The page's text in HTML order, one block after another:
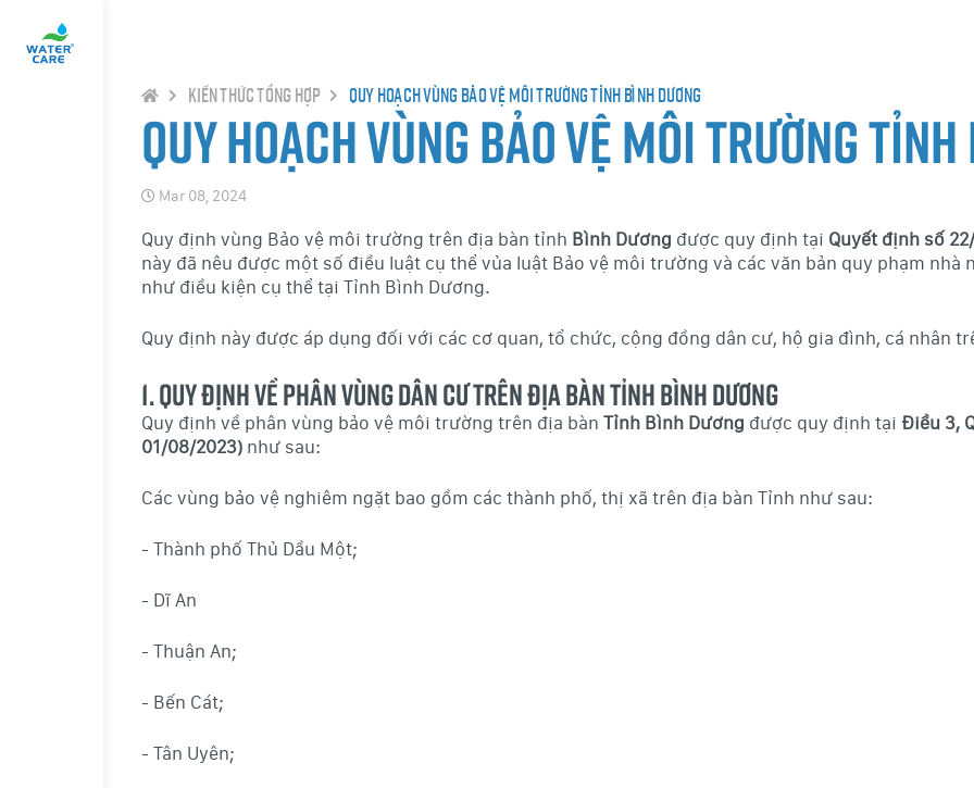
Kiến thức tổng hợp Quy hoạch vùng bảo vệ môi trường tỉnh Bình Dương
Quy hoạch vùng bảo vệ môi trường tỉnh
Mar 08, 2024
Quy định vùng Bảo vệ môi trường trên địa bàn tỉnh Bình Dương được quy định tại Quyết định số
này đã nêu được một số điều luật cụ thể vủa luật Bảo vệ môi trường và các văn bản quy phạm
như điều kiện cụ thể tại Tỉnh Bình Dương.
Quy định này được áp dụng đối với các cơ quan, tổ chức, cộng đồng dân cư, hộ gia đình, cá nhân
1. Quy định về phân vùng dân cư trên địa bàn Tỉnh Bình dương
Quy định về phân vùng bảo vệ môi trường trên địa bàn Tỉnh Bình Dương được quy định tại Điều 3,
01/08/2023)như sau:
Các vùng bảo vệ nghiêm ngặt bao gồm các thành phố, thị xã trên địa bàn Tỉnh như sau:
- Thành phố Thủ Dầu Một;
- Dĩ An
- Thuận An;
- Bến Cát;
- Tân Uyên;